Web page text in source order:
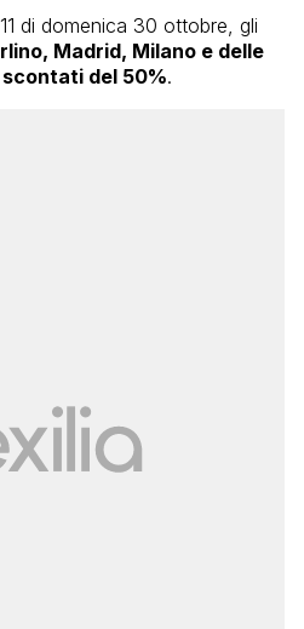
di domenica 30 ottobre, gli
Madrid, Milano e delle
del 50%.